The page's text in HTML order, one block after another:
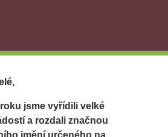
jsme vyřídili velké
a rozdali značnou